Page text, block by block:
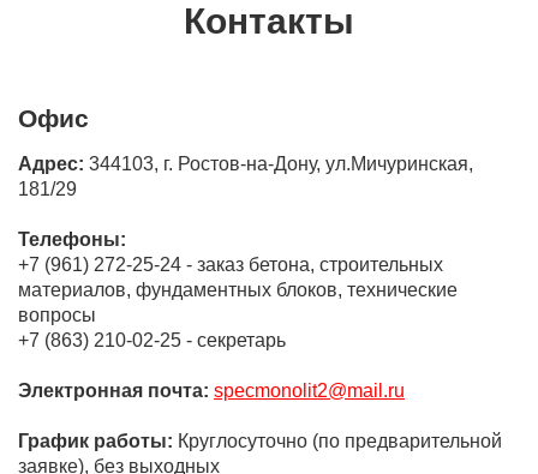
Контакты
Офис
Адрес: 344103, г. Ростов-на-Дону, ул.Мичуринская,
181/29
Телефоны:
+7 (961) 272-25-24 - заказ бетона, строительных
материалов, фундаментных блоков, технические
вопросы
+7 (863) 210-02-25 - секретарь
Электронная почта: specmonolit2@mail.ru
График работы: Круглосуточно (по предварительной
заявке), без выходных